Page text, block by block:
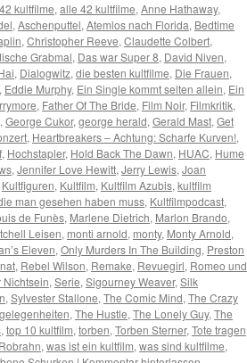
42 kultfilme, alle 42 kultfilme, Anne Hathaway,
, Aschenputtel, Atemlos nach Florida, Bedtime
, Christopher Reeve, Claudette Colbert,
Grabmal, Das war Super 8, David Niven,
, Dialogwitz, die besten kultfilme, Die Frauen,
, Eddie Murphy, Ein Single kommt selten allein, Ein
, Father Of The Bride, Film Noir, Filmkritik,
, George Cukor, george herald, Gerald Mast, Get
, Heartbreakers – Achtung: Scharfe Kurven!,
, Hochstapler, Hold Back The Dawn, HUAC, Hume
, Jennifer Love Hewitt, Jerry Lewis, Joan
Kultfiguren, Kultfilm, Kultfilm Azubis, kultfilm
man gesehen haben muss, Kultfilmpodcast,
de Funès, Marlene Dietrich, Marlon Brando,
Leisen, monti arnold, monty, Monty Arnold,
Eleven, Only Murders In The Building, Preston
, Rebel Wilson, Remake, Revuegirl, Romeo und
Nichtsein, Serie, Sigourney Weaver, Silk
, Sylvester Stallone, The Comic Mind, The Crazy
, The Hustle, The Lonely Guy, The
, top 10 kultfilm, torben, Torben Sterner, Tote tragen
, was ist ein kultfilm, was sind kultfilme,